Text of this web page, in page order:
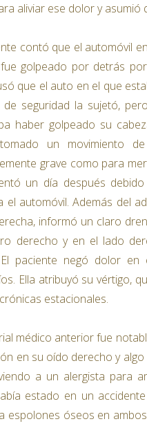
aliviar ese dolor y
contó que el automóvil
golpeado por detrás
que el auto en el que
de seguridad la sujetó,
haber golpeado su
un movimiento
grave como para
un día después
el automóvil. Además del
informó un claro
derecho y en el lado
paciente negó dolor
Ella atribuyó su vértigo,
estacionales.
médico anterior fue
en su oído derecho y
a un alergista para
estado en un
espolones óseos en